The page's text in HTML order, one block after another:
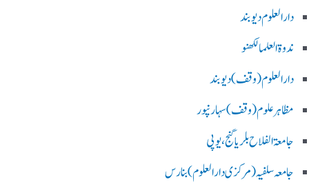
دارالعلوم دیوبند
ندوۃالعلما لکھنو
دارالعلوم (وقف)دیوبند
مظاہرعلوم (وقف)سہارنپور
جامعۃ الفلاح بلریاگنج،یوپی
جامعہ سلفیہ(مرکزی دارالعلوم )بنارس